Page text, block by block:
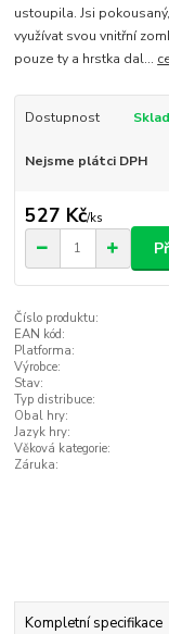
ustoupila. Jsi
využívat svou vnitřní
pouze ty a hrstka dal...
Dostupnost
Nejsme plátci DPH
527 Kč/ks
Číslo produktu:
EAN kód:
Platforma:
Výrobce:
Stav:
Typ distribuce:
Obal hry:
Jazyk hry:
Věková kategorie:
Záruka:
Kompletní specifikace